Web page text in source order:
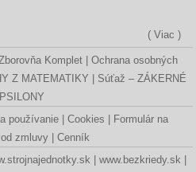
( Viac )
Komplet
Ochrana osobných
Z MATEMATIKY
Súťaž – ZÁKERNÉ
používanie Cookies
Formulár na
zmluvy
Cenník
www.bezkriedy.sk